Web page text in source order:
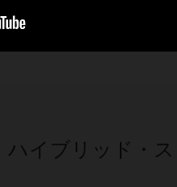
ハイブリッド・ス